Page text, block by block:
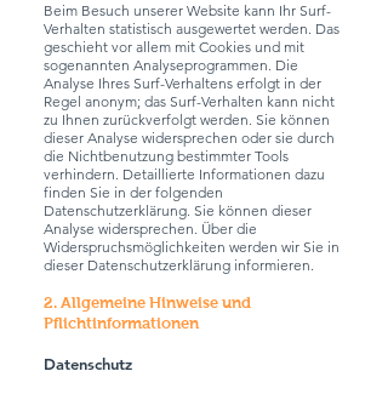
Beim Besuch unserer Website kann Ihr Surf-
Verhalten statistisch ausgewertet werden. Das
geschieht vor allem mit Cookies und mit
sogenannten Analyseprogrammen. Die
Analyse Ihres Surf-Verhaltens erfolgt in der
Regel anonym; das Surf-Verhalten kann nicht
zu Ihnen zurückverfolgt werden. Sie können
dieser Analyse widersprechen oder sie durch
die Nichtbenutzung bestimmter Tools
verhindern. Detaillierte Informationen dazu
finden Sie in der folgenden
Datenschutzerklärung. Sie können dieser
Analyse widersprechen. Über die
Widerspruchsmöglichkeiten werden wir Sie in
dieser Datenschutzerklärung informieren.
2. Allgemeine Hinweise und
Pflichtinformationen
Datenschutz